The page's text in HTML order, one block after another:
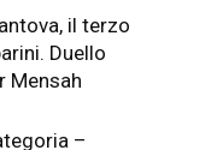
il terzo
Duello
Mensah
–